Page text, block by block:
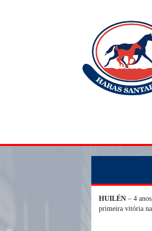
HUILÉN – 4
primeira vitória na